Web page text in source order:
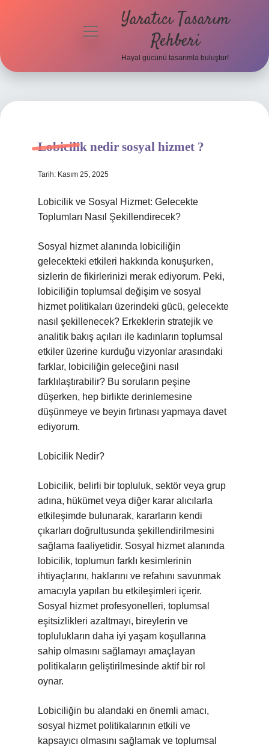
menüyü
Yaratıcı Tasarım
Rehberi
Hayal gücünü tasarımla buluştur!
Lobicilik nedir sosyal hizmet ?
Tarih: Kasım 25, 2025
Lobicilik ve Sosyal Hizmet: Gelecekte
Toplumları Nasıl Şekillendirecek?
Sosyal hizmet alanında lobiciliğin
gelecekteki etkileri hakkında konuşurken,
sizlerin de fikirlerinizi merak ediyorum. Peki,
lobiciliğin toplumsal değişim ve sosyal
hizmet politikaları üzerindeki gücü, gelecekte
nasıl şekillenecek? Erkeklerin stratejik ve
analitik bakış açıları ile kadınların toplumsal
etkiler üzerine kurduğu vizyonlar arasındaki
farklar, lobiciliğin geleceğini nasıl
farklılaştırabilir? Bu soruların peşine
düşerken, hep birlikte derinlemesine
düşünmeye ve beyin fırtınası yapmaya davet
ediyorum.
Lobicilik Nedir?
Lobicilik, belirli bir topluluk, sektör veya grup
adına, hükümet veya diğer karar alıcılarla
etkileşimde bulunarak, kararların kendi
çıkarları doğrultusunda şekillendirilmesini
sağlama faaliyetidir. Sosyal hizmet alanında
lobicilik, toplumun farklı kesimlerinin
ihtiyaçlarını, haklarını ve refahını savunmak
amacıyla yapılan bu etkileşimleri içerir.
Sosyal hizmet profesyonelleri, toplumsal
eşitsizlikleri azaltmayı, bireylerin ve
toplulukların daha iyi yaşam koşullarına
sahip olmasını sağlamayı amaçlayan
politikaların geliştirilmesinde aktif bir rol
oynar.
Lobiciliğin bu alandaki en önemli amacı,
sosyal hizmet politikalarının etkili ve
kapsayıcı olmasını sağlamak ve toplumsal